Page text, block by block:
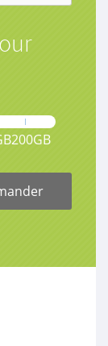
200GB